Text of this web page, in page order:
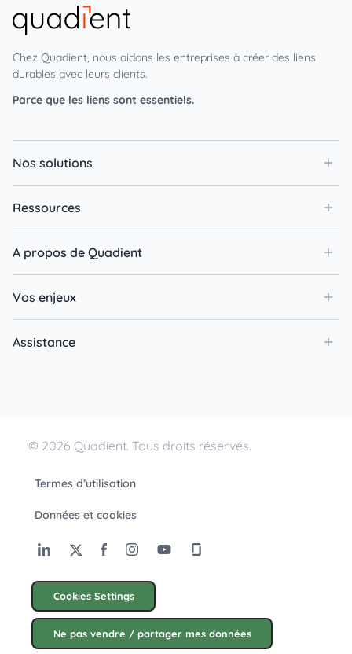
Chez Quadient, nous aidons les entreprises à créer des liens
durables avec leurs clients.
Parce que les liens sont essentiels.
Nos solutions
Ressources
A propos de Quadient
Vos enjeux
Assistance
© 2026 Quadient. Tous droits réservés.
Termes d’utilisation
Données et cookies
Cookies Settings
Ne pas vendre / partager mes données